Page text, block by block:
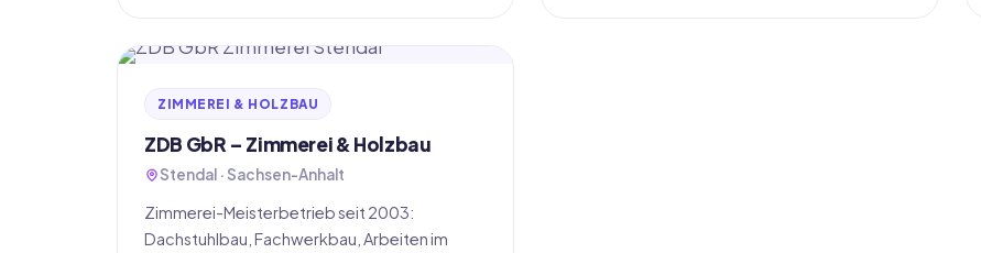
ZIMMEREI & HOLZBAU
ZDB GbR – Zimmerei & Holzbau
Stendal · Sachsen-Anhalt
Zimmerei-Meisterbetrieb seit 2003:
Dachstuhlbau, Fachwerkbau, Arbeiten im